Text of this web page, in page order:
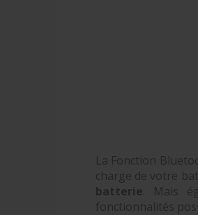
La Fonction
charge de votre
batterie. Mais
fonctionnalités